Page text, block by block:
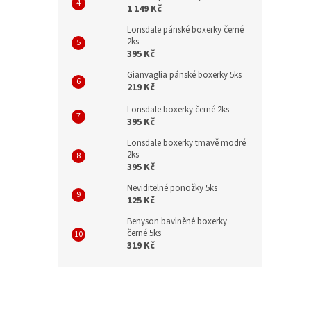
1 149 Kč
Lonsdale pánské boxerky černé
2ks
395 Kč
Gianvaglia pánské boxerky 5ks
219 Kč
Lonsdale boxerky černé 2ks
395 Kč
Lonsdale boxerky tmavě modré
2ks
395 Kč
Neviditelné ponožky 5ks
125 Kč
Benyson bavlněné boxerky
černé 5ks
319 Kč